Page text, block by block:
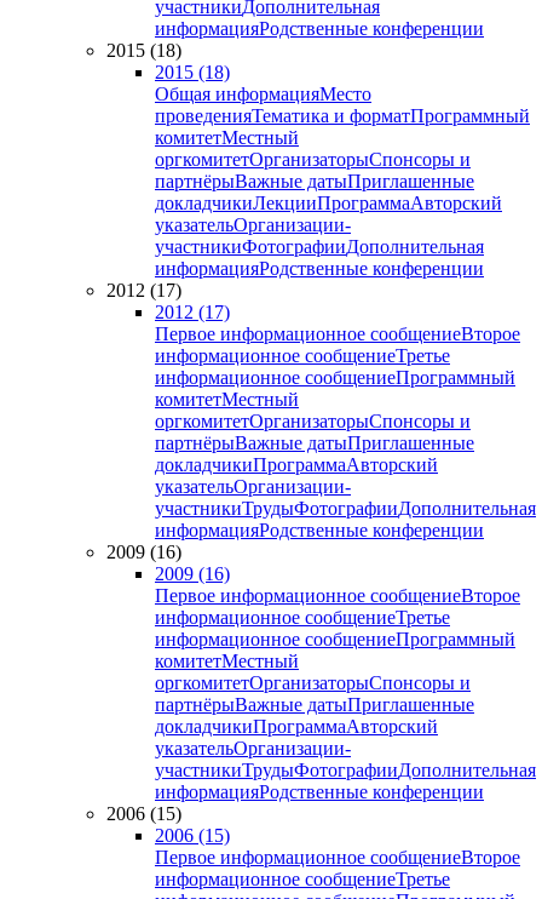
участникиДополнительная
информацияРодственные конференции
2015 (18)
2015 (18)
Общая информацияМесто
проведенияТематика и форматПрограммный
комитетМестный
оргкомитетОрганизаторыСпонсоры и
партнёрыВажные датыПриглашенные
докладчикиЛекцииПрограммаАвторский
указательОрганизации-
участникиФотографииДополнительная
информацияРодственные конференции
2012 (17)
2012 (17)
Первое информационное сообщениеВторое
информационное сообщениеТретье
информационное сообщениеПрограммный
комитетМестный
оргкомитетОрганизаторыСпонсоры и
партнёрыВажные датыПриглашенные
докладчикиПрограммаАвторский
указательОрганизации-
участникиТрудыФотографииДополнительная
информацияРодственные конференции
2009 (16)
2009 (16)
Первое информационное сообщениеВторое
информационное сообщениеТретье
информационное сообщениеПрограммный
комитетМестный
оргкомитетОрганизаторыСпонсоры и
партнёрыВажные датыПриглашенные
докладчикиПрограммаАвторский
указательОрганизации-
участникиТрудыФотографииДополнительная
информацияРодственные конференции
2006 (15)
2006 (15)
Первое информационное сообщениеВторое
информационное сообщениеТретье